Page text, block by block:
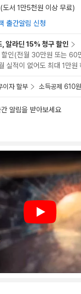
도서 1만5천원 이상 무료)
출간알림 신청
, 알라딘 15% 청구 할인
할인(전월 30만원 또는 60
실적이 없어도 최대 1만원
이자 할부 소득공제 610원
알림을 받아보세요
Play